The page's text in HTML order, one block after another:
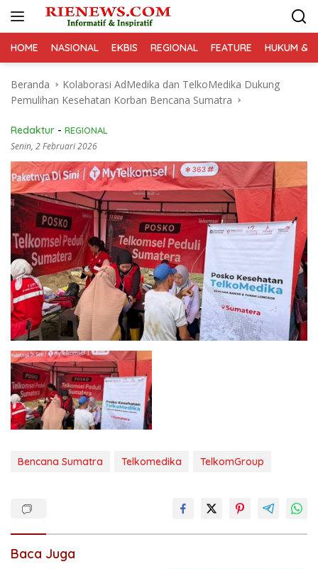
HOME NASIONAL EKBIS REGIONAL FEATURE HUKUM &
Beranda
Kolaborasi AdMedika dan TelkoMedika Dukung
Pemulihan Kesehatan Korban Bencana Sumatra
Redaktur - REGIONAL
Senin, 2 Februari 2026
Bencana Sumatra Telkomedika TelkomGroup
Baca Juga